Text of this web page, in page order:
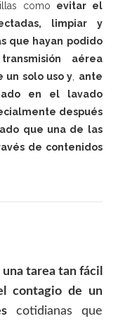
como evitar el
limpiar y
que hayan podido
aérea
un solo uso y
ante
en el lavado
después
que una de las
de contenidos
tarea tan fácil
contagio de un
cotidianas que